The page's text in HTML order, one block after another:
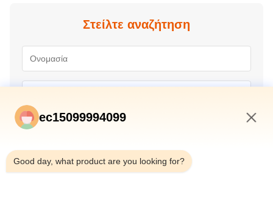
Στείλτε αναζήτηση
ec15099994099
Good day, what product are you looking for?